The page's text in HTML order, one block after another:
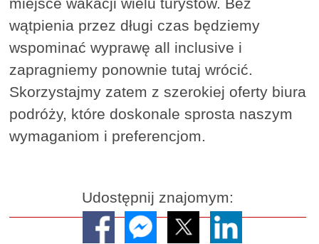
wątpienia przez długi czas będziemy
wspominać wyprawę all inclusive i
zapragniemy ponownie tutaj wrócić.
Skorzystajmy zatem z szerokiej oferty biura
podróży, które doskonale sprosta naszym
wymaganiom i preferencjom.
Udostępnij znajomym: